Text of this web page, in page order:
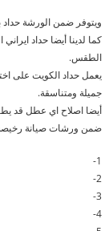
ويتوفر ضمن الورشة حداد
كما لدينا أيضا حداد
الطقس.
يعمل حداد الكويت على
جميلة ومتناسقة.
أيضا اصلاح اي عطل قد
ضمن ورشات صيانة
1-
2-
3-
4-